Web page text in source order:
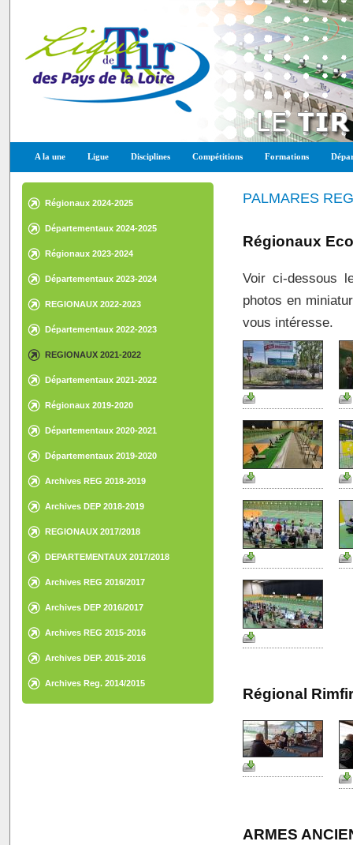
A la une Ligue Disciplines Compétitions Formations
Régionaux 2024-2025
Départementaux 2024-2025
Régionaux 2023-2024
Départementaux 2023-2024
REGIONAUX 2022-2023
Départementaux 2022-2023
REGIONAUX 2021-2022
Départementaux 2021-2022
Régionaux 2019-2020
Départementaux 2020-2021
Départementaux 2019-2020
Archives REG 2018-2019
Archives DEP 2018-2019
REGIONAUX 2017/2018
DEPARTEMENTAUX 2017/2018
Archives REG 2016/2017
Archives DEP 2016/2017
Archives REG 2015-2016
Archives DEP. 2015-2016
Archives Reg. 2014/2015
PALMARES
Régionaux
Voir ci-dessous
photos en
vous intéresse.
Régional
ARMES